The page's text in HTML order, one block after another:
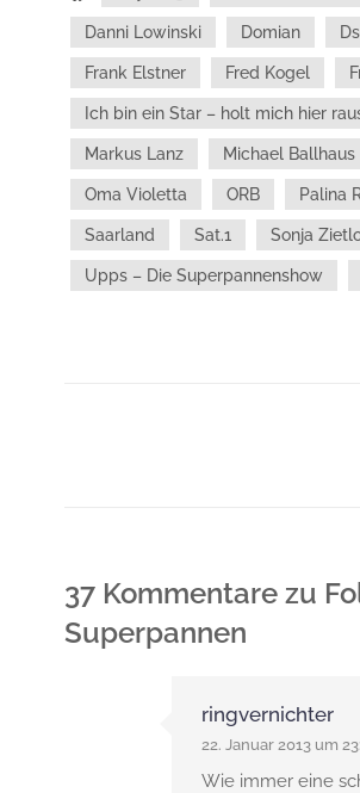
Danni Lowinski Domian
Frank Elstner Fred Kogel
Ich bin ein Star – holt mich hier
Markus Lanz Michael Ballhaus
Oma Violetta ORB Palina
Saarland Sat.1 Sonja
Upps – Die Superpannenshow
37 Kommentarezu
Superpannen
ringvernichter
22. Januar 2013 um
Wie immer eine